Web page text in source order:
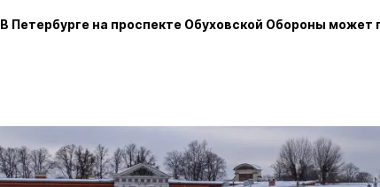
В Петербурге на проспекте Обуховской Обороны